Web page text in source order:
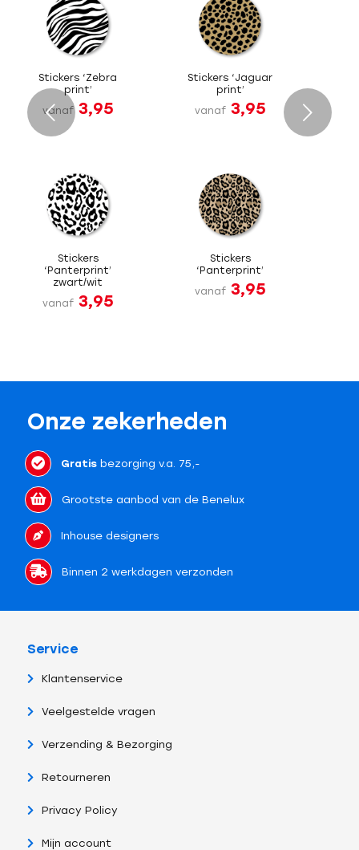
Stickers ‘Zebra
print’
vanaf 3,95
Stickers ‘Jaguar
print’
vanaf 3,95
Stickers
‘Panterprint’
zwart/wit
vanaf 3,95
Stickers
‘Panterprint’
vanaf 3,95
Volgende
Onze zekerheden
Gratisbezorging v.a. 75,-
Grootste aanbod van de Benelux
Inhouse designers
Binnen 2 werkdagen verzonden
Service
Klantenservice
Veelgestelde vragen
Verzending & Bezorging
Retourneren
Privacy Policy
Mijn account